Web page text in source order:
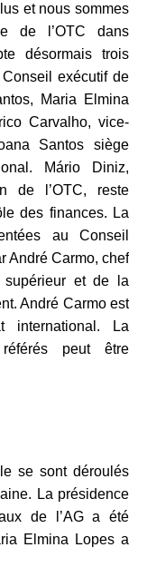
et nous sommes
de l’OTC dans
désormais trois
exécutif de
Maria Elmina
Carvalho, vice-
Santos siège
Mário Diniz,
de l’OTC, reste
des finances. La
au Conseil
André Carmo, chef
supérieur et de la
André Carmo est
international. La
peut être
se sont déroulés
La présidence
de l’AG a été
Elmina Lopes a